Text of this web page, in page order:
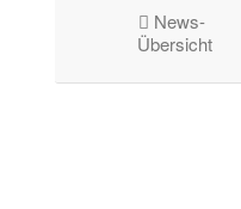
News-
Übersicht